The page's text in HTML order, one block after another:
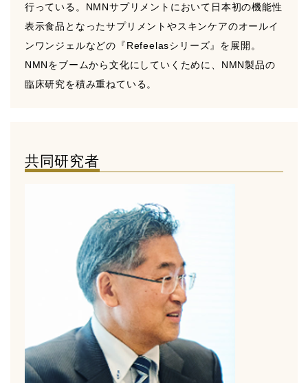
行っている。NMNサプリメントにおいて日本初の機能性
表示食品となったサプリメントやスキンケアのオールイ
ンワンジェルなどの『Refeelasシリーズ』を展開。
NMNをブームから文化にしていくために、NMN製品の
臨床研究を積み重ねている。
共同研究者